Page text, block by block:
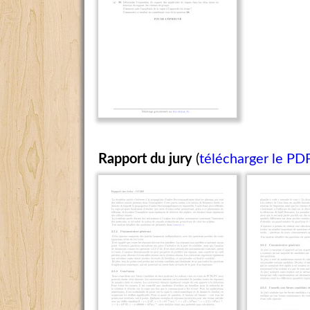
Rapport du jury (télécharger le